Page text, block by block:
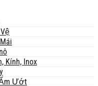
Kính, Inox
Ẩm Ướt